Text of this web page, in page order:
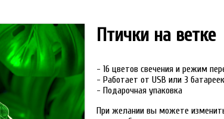
Птички на ветке
- 16 цветов свечения и режим
- Работает от USB или 3
- Подарочная упаковка
При желании вы можете